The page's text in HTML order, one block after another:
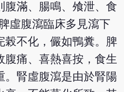
滿、腸鳴、飧泄、食
虛腹瀉臨床多見瀉下
榖不化，儼如鴨糞。脾
腹痛、喜熱喜按，食生
。腎虛腹瀉是由於腎陽